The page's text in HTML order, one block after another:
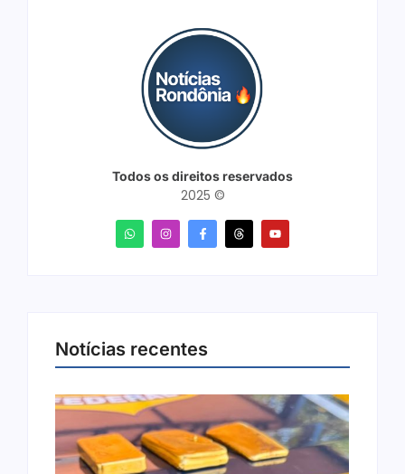
Todos os direitos reservados
2025 ©
Notícias recentes